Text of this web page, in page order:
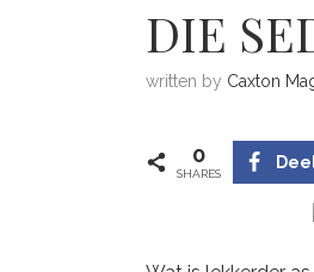
DIE
written by Caxton
0
SHARES